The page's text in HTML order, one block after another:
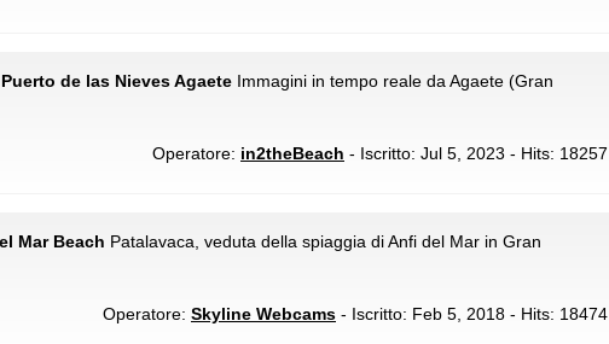
de las Nieves Agaete Immagini in tempo reale da Agaete (Gran
Operatore: in2theBeach - Iscritto: Jul 5, 2023 - Hits: 18257
Mar Beach Patalavaca, veduta della spiaggia di Anfi del Mar in Gran
Operatore: Skyline Webcams - Iscritto: Feb 5, 2018 - Hits: 18474